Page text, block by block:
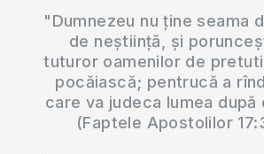
"Dumnezeu nu ține seama
de neștiință, și
tuturor oamenilor de
pocăiască; pentrucă a
care va judeca lumea
(Faptele Apostolilor